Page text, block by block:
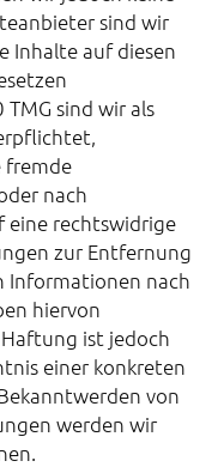
sind wir
Inhalte auf diesen
sind wir als
fremde
nach
eine rechtswidrige
zur Entfernung
Informationen nach
hiervon
ist jedoch
einer konkreten
von
werden wir